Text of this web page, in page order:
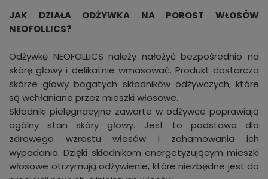
JAK DZIAŁA ODŻYWKA NA POROST WŁOSÓW
NEOFOLLICS?
Odżywkę NEOFOLLICS należy nałożyć bezpośrednio na
skórę głowy i delikatnie wmasować. Produkt dostarcza
skórze głowy bogatych składników odżywczych, które
są wchłaniane przez mieszki włosowe.
Składniki pielęgnacyjne zawarte w odżywce poprawiają
ogólny stan skóry głowy. Jest to podstawa dla
zdrowego wzrostu włosów i zahamowania ich
wypadania. Dzięki składnikom energetyzującym mieszki
włosowe otrzymują odżywienie, które niezbędne jest do